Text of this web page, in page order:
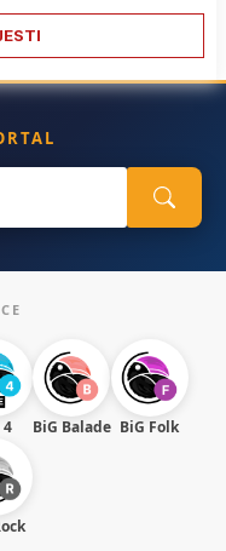
4 BiG Balade BiG Folk